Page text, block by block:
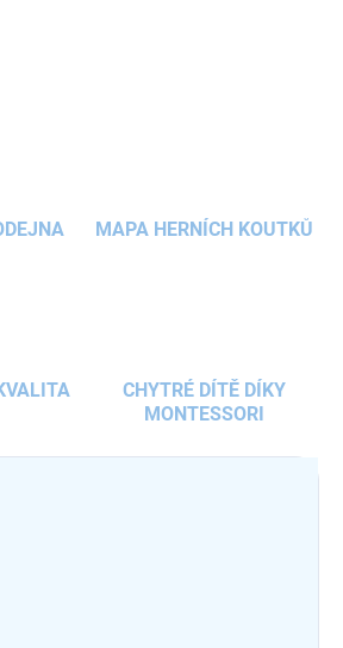
MAPA HERNÍCH KOUTKŮ
CHYTRÉ DÍTĚ DÍKY
MONTESSORI